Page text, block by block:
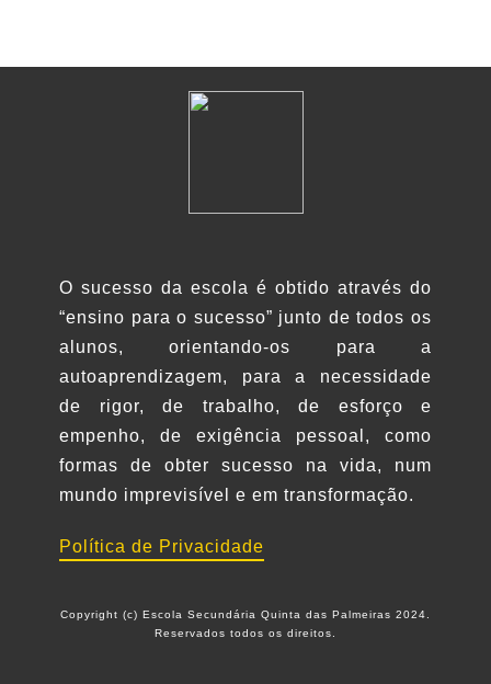
O sucesso da escola é obtido através do
“ensino para o sucesso” junto de todos os
alunos, orientando-os para a
autoaprendizagem, para a necessidade
de rigor, de trabalho, de esforço e
empenho, de exigência pessoal, como
formas de obter sucesso na vida, num
mundo imprevisível e em transformação.
Política de Privacidade
Copyright (c) Escola Secundária Quinta das Palmeiras 2024.
Reservados todos os direitos.